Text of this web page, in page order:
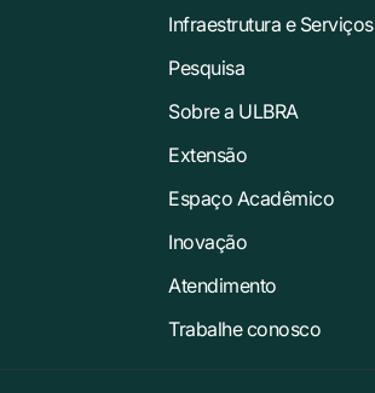
Infraestrutura e Serviços
Pesquisa
Sobre a ULBRA
Extensão
Espaço Acadêmico
Inovação
Atendimento
Trabalhe conosco